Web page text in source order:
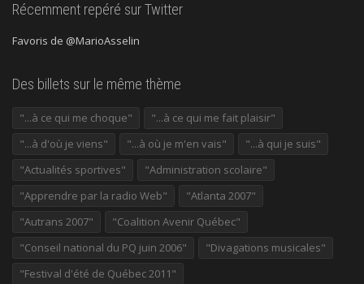
Récemment repéré sur Twitter
Favoris de @MarioAsselin
Des billets sur le même thème
"...à ce qui me choque"
"...à ce qui me fait plaisir"
"...à d'où je viens"
"...à où je m'en vais"
"...à qui je suis"
"Actualités sportives"
"Administration scolaire"
"Apprendre par la radio Web"
"Atlanta 2007"
"Autrans 2007"
"Coalition Avenir Québec"
"Conseil national du PQ juin 2006"
"Divagations musicales"
"Festival d'été de Québec 2011"